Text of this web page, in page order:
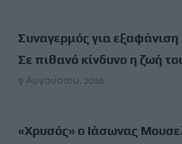
Συναγερμός για
Σε πιθανό κίνδυνο η ζωή
9 Αυγούστου, 2026
«Χρυσός» ο Ιάσωνας